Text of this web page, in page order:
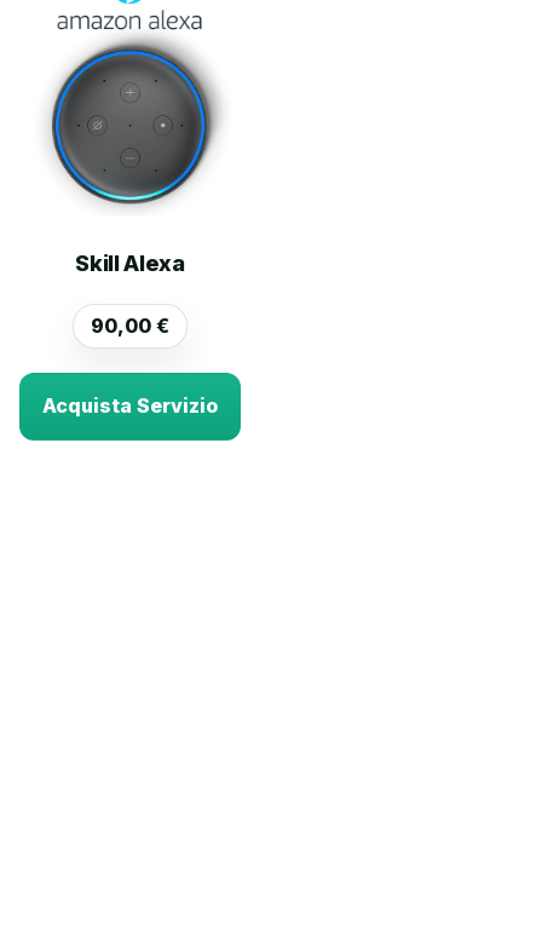
Skill Alexa
90,00€
Acquista Servizio